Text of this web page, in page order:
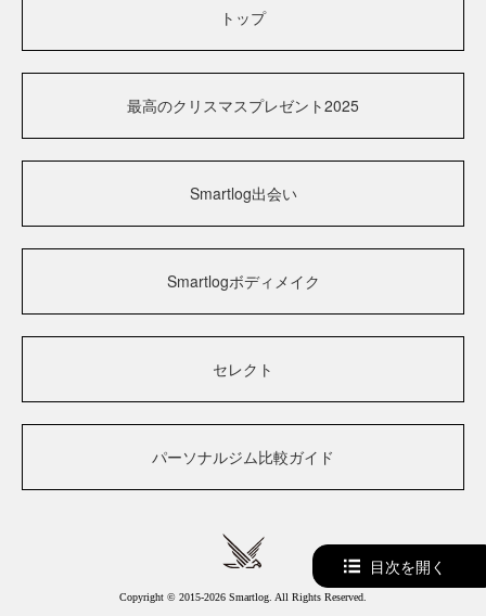
トップ
最高のクリスマスプレゼント2025
Smartlog出会い
Smartlogボディメイク
セレクト
パーソナルジム比較ガイド
Copyright © 2015-2026 Smartlog. All Rights Reserved.
目次を開く